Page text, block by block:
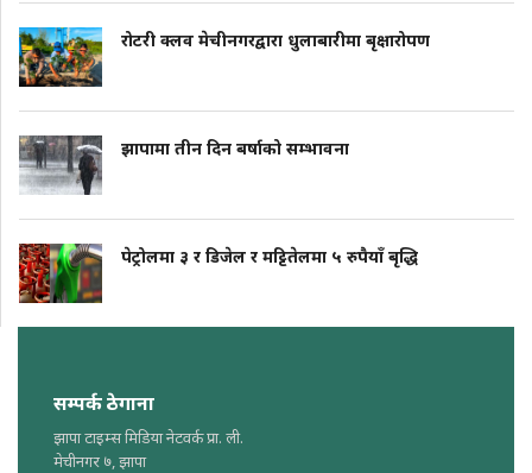
रोटरी क्लव मेचीनगरद्वारा धुलाबारीमा बृक्षारोपण
झापामा तीन दिन बर्षाको सम्भावना
पेट्रोलमा ३ र डिजेल र मट्टितेलमा ५ रुपैयाँ बृद्धि
सम्पर्क ठेगाना
झापा टाइम्स मिडिया नेटवर्क प्रा. ली.
मेचीनगर ७, झापा